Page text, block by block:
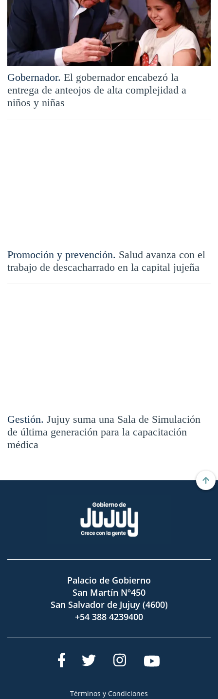
Gobernador. El gobernador encabezó la
entrega de anteojos de alta complejidad a
niños y niñas
Promoción y prevención. Salud avanza con el
trabajo de descacharrado en la capital jujeña
Gestión. Jujuy suma una Sala de Simulación
de última generación para la capacitación
médica
Palacio de Gobierno
San Martín Nº450
San Salvador de Jujuy (4600)
+54 388 4239400
Términos y Condiciones